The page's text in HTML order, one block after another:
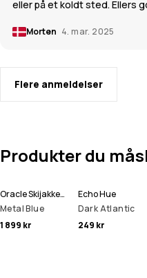
eller på et koldt sted. Ellers
Morten 4. mar. 2025
Flere anmeldelser
Produkter du
Oracle Skijakke Herre
Metal Blue
1 899 kr
Echo Hue
Dark Atlantic
249 kr